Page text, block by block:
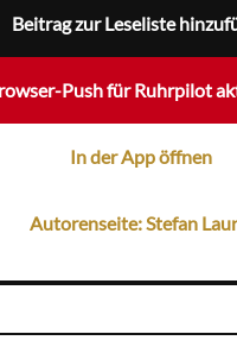
Beitrag zur Leseliste
Push für Ruhrpilot
In der App öffnen
Autorenseite: Stefan